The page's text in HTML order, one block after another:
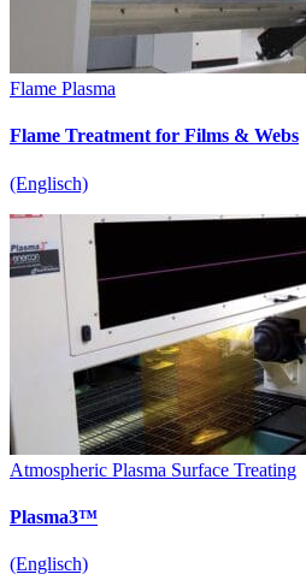
Flame Plasma
Flame Treatment for Films & Webs
(Englisch)
Atmospheric Plasma Surface Treating
Plasma3™
(Englisch)